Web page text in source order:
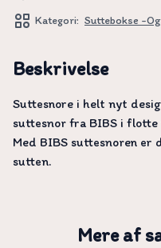
Kategori: Suttebokse -
Beskrivelse
Suttesnore i helt nyt
suttesnor fra BIBS i
Med BIBS suttesnoren
sutten.
Mere af